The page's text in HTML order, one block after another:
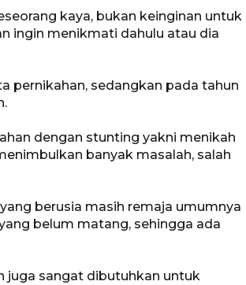
kaya, bukan keinginan untuk
ingin menikmati dahulu atau dia
pernikahan, sedangkan pada tahun
dengan stunting yakni menikah
banyak masalah, salah
berusia masih remaja umumnya
belum matang, sehingga ada
juga sangat dibutuhkan untuk